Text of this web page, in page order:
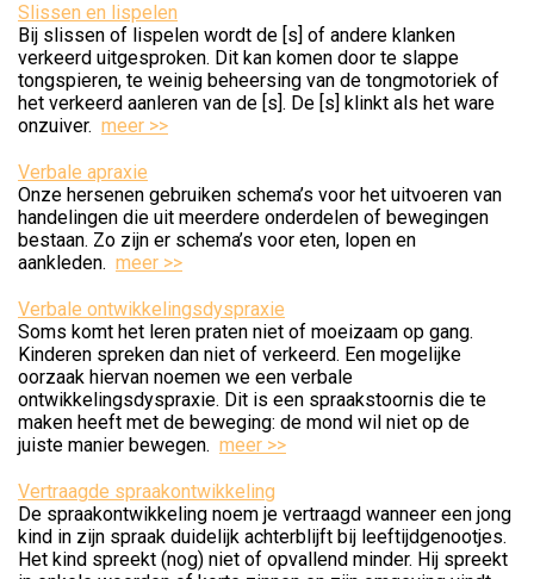
Slissen en lispelen
Bij slissen of lispelen wordt de [s] of andere klanken
verkeerd uitgesproken. Dit kan komen door te slappe
tongspieren, te weinig beheersing van de tongmotoriek of
het verkeerd aanleren van de [s]. De [s] klinkt als het ware
onzuiver. meer >>
Verbale apraxie
Onze hersenen gebruiken schema’s voor het uitvoeren van
handelingen die uit meerdere onderdelen of bewegingen
bestaan. Zo zijn er schema’s voor eten, lopen en
aankleden. meer >>
Verbale ontwikkelingsdyspraxie
Soms komt het leren praten niet of moeizaam op gang.
Kinderen spreken dan niet of verkeerd. Een mogelijke
oorzaak hiervan noemen we een verbale
ontwikkelingsdyspraxie. Dit is een spraakstoornis die te
maken heeft met de beweging: de mond wil niet op de
juiste manier bewegen. meer >>
Vertraagde spraakontwikkeling
De spraakontwikkeling noem je vertraagd wanneer een jong
kind in zijn spraak duidelijk achterblijft bij leeftijdgenootjes.
Het kind spreekt (nog) niet of opvallend minder. Hij spreekt